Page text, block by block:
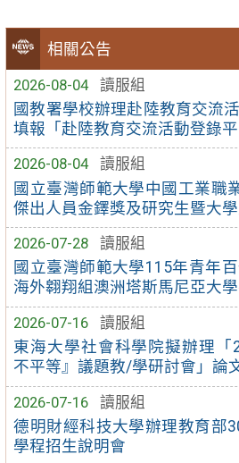
相關公告
2026-08-04
讀服組
國教署學校辦理赴陸教育交流
填報「赴陸教育交流活動登錄
2026-08-04
讀服組
國立臺灣師範大學中國工業職
傑出人員金鐸獎及研究生暨大
2026-07-28
讀服組
國立臺灣師範大學115年青年
海外翱翔組澳洲塔斯馬尼亞大
2026-07-16
讀服組
東海大學社會科學院擬辦理「
不平等』議題教/學研討會」論
2026-07-16
讀服組
德明財經科技大學辦理教育部
學程招生說明會